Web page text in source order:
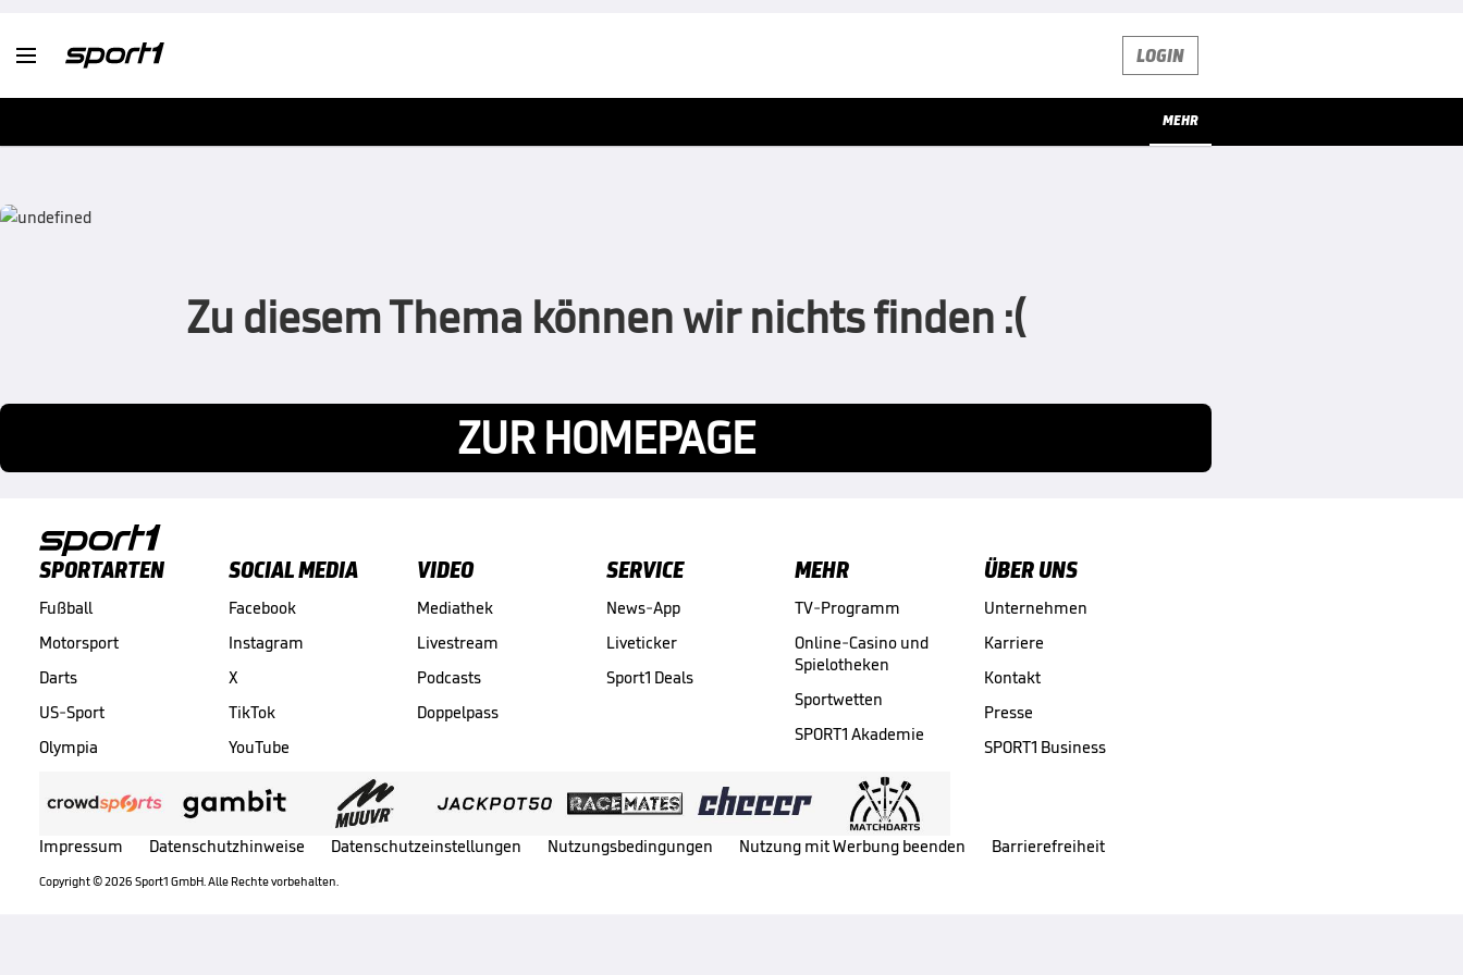
 LOGIN
MEHR
Zu diesem Thema können wir nichts finden :(
ZUR HOMEPAGE
SPORTARTEN
Fußball
Motorsport
Darts
US-Sport
Olympia
SOCIAL MEDIA
Facebook
Instagram
X
TikTok
YouTube
VIDEO
Mediathek
Livestream
Podcasts
Doppelpass
SERVICE
News-App
Liveticker
Sport1 Deals
MEHR
TV-Programm
Online-Casino und
Spielotheken
Sportwetten
SPORT1 Akademie
ÜBER UNS
Unternehmen
Karriere
Kontakt
Presse
SPORT1 Business
Impressum Datenschutzhinweise Datenschutzeinstellungen Nutzungsbedingungen Nutzung mit Werbung beenden Barrierefreiheit
Copyright ©2026 Sport1 GmbH. Alle Rechte vorbehalten.